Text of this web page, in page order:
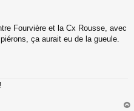
Fourvière et la Cx Rousse, avec
ça aurait eu de la gueule.